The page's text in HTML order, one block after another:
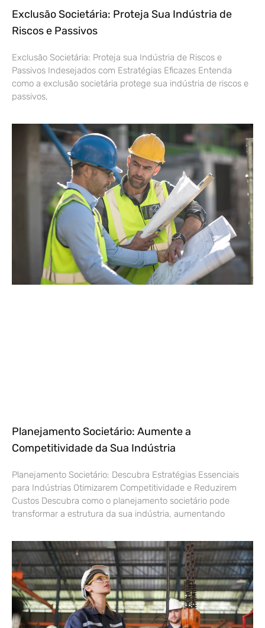
Exclusão Societária: Proteja Sua Indústria de
Riscos e Passivos
Exclusão Societária: Proteja sua Indústria de Riscos e
Passivos Indesejados com Estratégias Eficazes Entenda
como a exclusão societária protege sua indústria de riscos e
passivos,
Planejamento Societário: Aumente a
Competitividade da Sua Indústria
Planejamento Societário: Descubra Estratégias Essenciais
para Indústrias Otimizarem Competitividade e Reduzirem
Custos Descubra como o planejamento societário pode
transformar a estrutura da sua indústria, aumentando